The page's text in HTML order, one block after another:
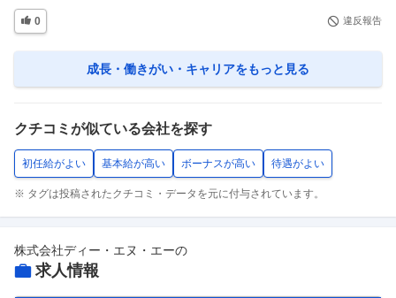
0 違反報告
成長・働きがい・キャリアをもっと見る
クチコミが似ている会社を探す
初任給がよい 基本給が高い ボーナスが高い 待遇がよい
※ タグは投稿されたクチコミ・データを元に付与されています。
株式会社ディー・エヌ・エーの
求人情報